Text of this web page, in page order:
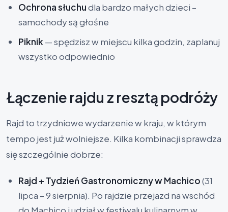
Ochrona słuchudla bardzo małych dzieci –
samochody są głośne
Piknik — spędzisz w miejscu kilka godzin, zaplanuj
wszystko odpowiednio
Łączenie rajdu z resztą podróży
Rajd to trzydniowe wydarzenie w kraju, w którym
tempo jest już wolniejsze. Kilka kombinacji sprawdza
się szczególnie dobrze:
Rajd + Tydzień Gastronomiczny w Machico(31
lipca – 9 sierpnia). Po rajdzie przejazd na wschód
do Machico i udział w festiwalu kulinarnym w